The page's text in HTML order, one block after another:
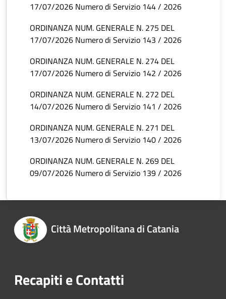
17/07/2026 Numero di Servizio 144 / 2026
ORDINANZA NUM. GENERALE N. 275 DEL
17/07/2026 Numero di Servizio 143 / 2026
ORDINANZA NUM. GENERALE N. 274 DEL
17/07/2026 Numero di Servizio 142 / 2026
ORDINANZA NUM. GENERALE N. 272 DEL
14/07/2026 Numero di Servizio 141 / 2026
ORDINANZA NUM. GENERALE N. 271 DEL
13/07/2026 Numero di Servizio 140 / 2026
ORDINANZA NUM. GENERALE N. 269 DEL
09/07/2026 Numero di Servizio 139 / 2026
Città Metropolitana di Catania
Recapiti e Contatti